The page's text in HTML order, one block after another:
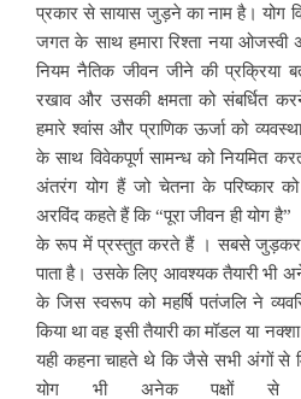
प्रकार से सायास जुड़ने का नाम है। योग
जगत के साथ हमारा रिश्ता नया
नियम नैतिक जीवन जीने की प्रक्रिया
रखाव और उसकी क्षमता को संबर्धित
हमारे श्वांस और प्राणिक ऊर्जा को
के साथ विवेकपूर्ण सामन्ध को नियमित
अंतरंग योग हैं जो चेतना के परिष्कार को
अरविंद कहते हैं कि “पूरा जीवन ही योग
के रूप में प्रस्तुत करते हैं । सबसे जुड़कर
पाता है। उसके लिए आवश्यक तैयारी भी
के जिस स्वरूप को महर्षि पतंजलि ने
किया था वह इसी तैयारी का मॉडल या
यही कहना चाहते थे कि जैसे सभी अंगों से
योग भी अनेक पक्षों